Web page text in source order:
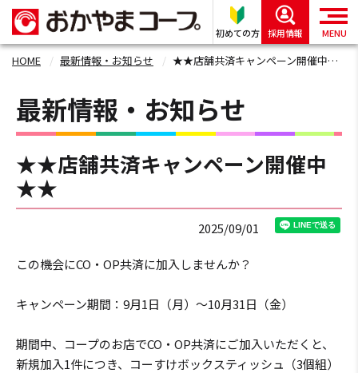
初めての方 採用情報 MENU
HOME 最新情報・お知らせ ★★店舗共済キャンペーン開催中★★
最新情報・お知らせ
★★店舗共済キャンペーン開催中
★★
2025/09/01
この機会にCO・OP共済に加入しませんか？
キャンペーン期間：9月1日（月）～10月31日（金）
期間中、コープのお店でCO・OP共済にご加入いただくと、
新規加入1件につき、コーすけボックスティッシュ（3個組）